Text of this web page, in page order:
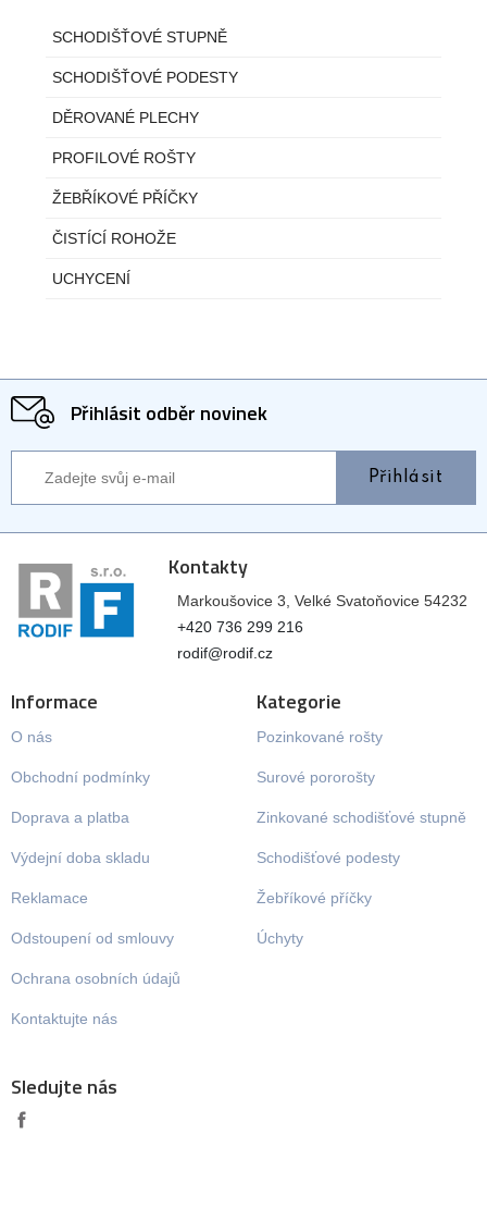
SCHODIŠŤOVÉ STUPNĚ
SCHODIŠŤOVÉ PODESTY
DĚROVANÉ PLECHY
PROFILOVÉ ROŠTY
ŽEBŘÍKOVÉ PŘÍČKY
ČISTÍCÍ ROHOŽE
UCHYCENÍ
Přihlásit odběr novinek
Přihlásit
Kontakty
Markoušovice 3, Velké Svatoňovice 54232
+420 736 299 216
rodif@rodif.cz
Informace
O nás
Obchodní podmínky
Doprava a platba
Výdejní doba skladu
Reklamace
Odstoupení od smlouvy
Ochrana osobních údajů
Kontaktujte nás
Kategorie
Pozinkované rošty
Surové pororošty
Zinkované schodišťové stupně
Schodišťové podesty
Žebříkové příčky
Úchyty
Sledujte nás